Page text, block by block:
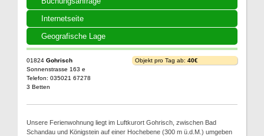
Internetseite
Geografische Lage
01824 Gohrisch
Sonnenstrasse 163 e
Telefon: 035021 67278
3 Betten
Objekt pro Tag ab: 40€
Unsere Ferienwohnung liegt im Luftkurort Gohrisch, zwischen Bad
Schandau und Königstein auf einer Hochebene (300 m ü.d.M.) umgeben